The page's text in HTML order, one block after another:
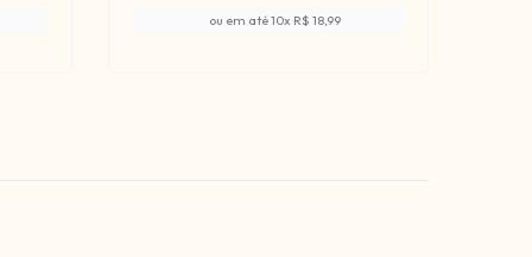
ou em até10x R$ 18,99